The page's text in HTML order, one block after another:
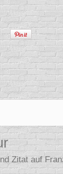
Zitat auf